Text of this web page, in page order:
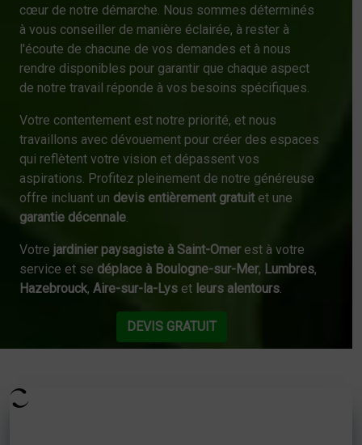
cœur de notre démarche. Nous sommes déterminés
à vous conseiller de manière éclairée, à rester à
l'écoute de chacune de vos demandes et à nous
rendre disponibles pour garantir que chaque aspect
de notre travail réponde à vos besoins spécifiques.
Votre contentement est notre priorité, et nous
travaillons avec dévouement pour créer des espaces
qui reflètent votre vision et dépassent vos
aspirations. Profitez pleinement de notre généreuse
offre incluant un devis entièrement gratuitet une
garantie décennale.
Votre jardinier paysagiste à Saint-Omerest à votre
service et se déplace à Boulogne-sur-Mer, Lumbres,
Hazebrouck, Aire-sur-la-Lys et leurs alentours.
DEVIS GRATUIT